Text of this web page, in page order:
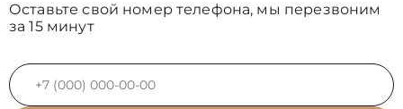
Оставьте свой номер телефона, мы перезвоним
за 15 минут